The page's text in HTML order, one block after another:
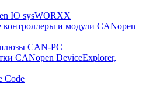
IO sysWORXX
и модули CANopen
CAN-PC
CANopen DeviceExplorer,
Code